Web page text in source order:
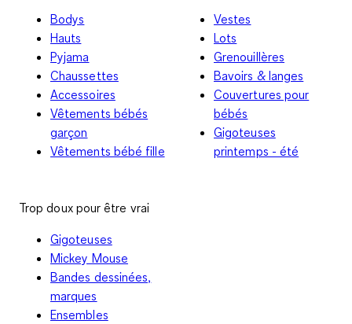
Bodys
Hauts
Pyjama
Chaussettes
Accessoires
Vêtements bébés
garçon
Vêtements bébé fille
Vestes
Lots
Grenouillères
Bavoirs & langes
Couvertures pour
bébés
Gigoteuses
printemps - été
Trop doux pour être vrai
Gigoteuses
Mickey Mouse
Bandes dessinées,
marques
Ensembles